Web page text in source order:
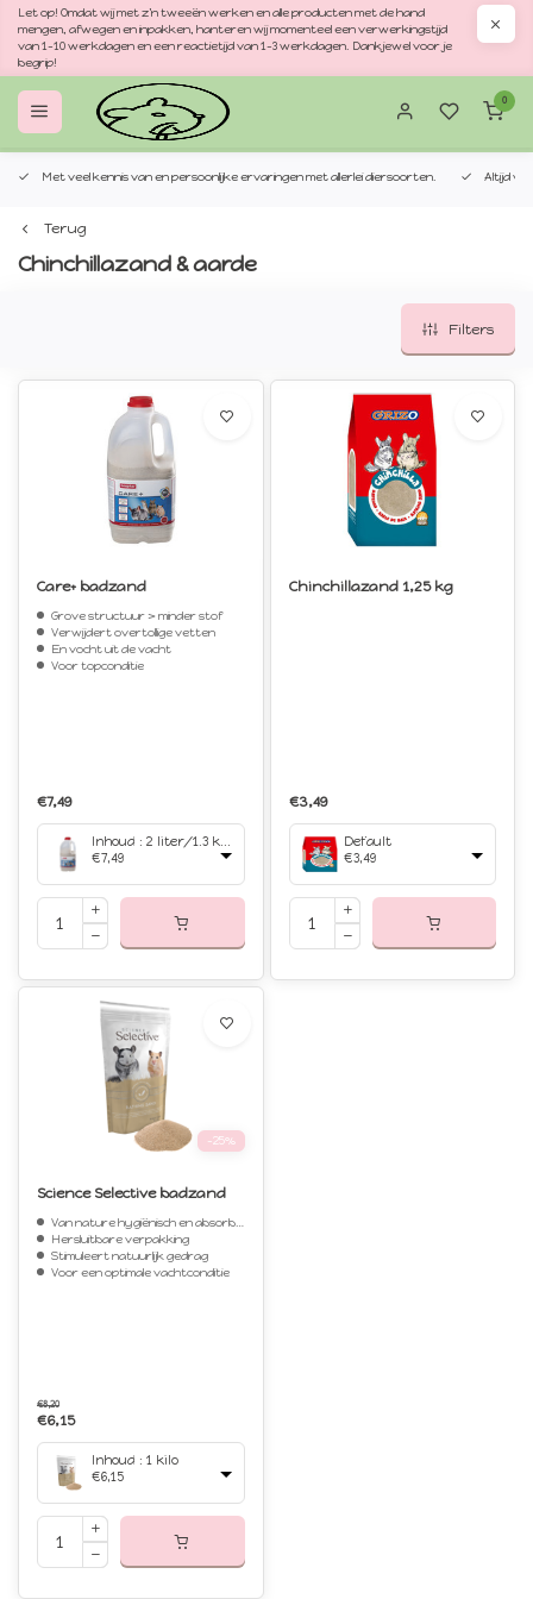
Let op! Omdat wij met z'n tweeën werken en alle producten met de hand
mengen, afwegen en inpakken, hanteren wij momenteel een verwerkingstijd
van 1–10 werkdagen en een reactietijd van 1–3 werkdagen. Dankjewel voor je
begrip!
0
Met veel kennis van en persoonlijke ervaringen met allerlei diersoorten. Altijd
Terug
Chinchillazand & aarde
Filters
Care+ badzand
Grove structuur > minder stof
Verwijdert overtollige vetten
En vocht uit de vacht
Voor topconditie
€7,49
Inhoud : 2 liter/1.3 kilo
€7,49
Chinchillazand 1,25 kg
€3,49
Default
€3,49
-25%
Science Selective badzand
Van nature hygiënisch en absorberend
Hersluitbare verpakking
Stimuleert natuurlijk gedrag
Voor een optimale vachtconditie
€8,20
€6,15
Inhoud : 1 kilo
€6,15